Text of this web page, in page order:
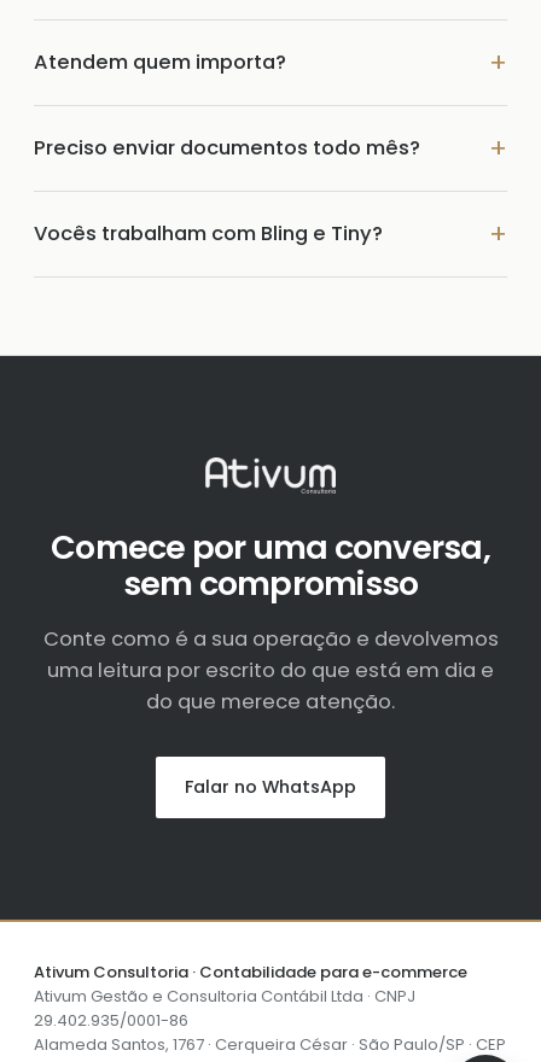
Atendem quem importa?
Preciso enviar documentos todo mês?
Vocês trabalham com Bling e Tiny?
Comece por uma conversa,
sem compromisso
Conte como é a sua operação e devolvemos
uma leitura por escrito do que está em dia e
do que merece atenção.
Falar no WhatsApp
Ativum Consultoria · Contabilidade para e-commerce
Ativum Gestão e Consultoria Contábil Ltda · CNPJ
29.402.935/0001-86
Alameda Santos, 1767 · Cerqueira César · São Paulo/SP · CEP